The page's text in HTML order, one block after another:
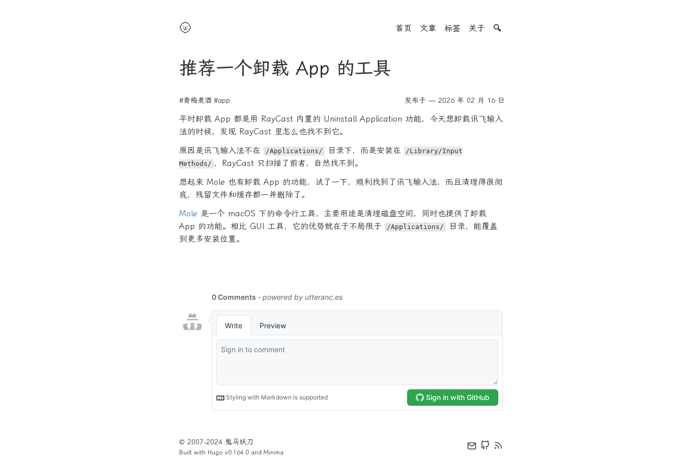
🌝 首页 文章 标签 关于 🔍
推荐一个卸载 App 的工具
#青梅煮酒 #app 发布于 — 2026 年 02 月 16 日
平时卸载 App 都是用 RayCast 内置的 Uninstall Application 功能，今天想卸载讯飞输入
法的时候，发现 RayCast 里怎么也找不到它。
原因是讯飞输入法不在
/Applications/ 目录下，而是安装在
/Library/Input
Methods/ ，RayCast 只扫描了前者，自然找不到。
想起来 Mole 也有卸载 App 的功能，试了一下，顺利找到了讯飞输入法，而且清理得很彻
底，残留文件和缓存都一并删除了。
Mole 是一个 macOS 下的命令行工具，主要用途是清理磁盘空间，同时也提供了卸载
App 的功能。相比 GUI 工具，它的优势就在于不局限于
/Applications/
目录，能覆盖
到更多安装位置。
© 2007-2024 鬼马妖刀
Built with Hugo v0.164.0 and Minima